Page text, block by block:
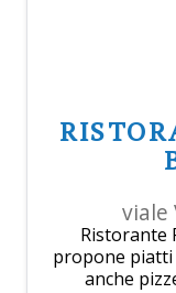
viale
Ristorante
propone piatti
anche